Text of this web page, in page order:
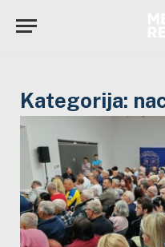
Kategorija: